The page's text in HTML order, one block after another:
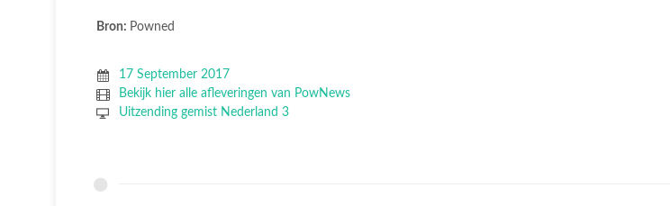
Bron: Powned
17 September 2017
Bekijk hier alle afleveringen van PowNews
Uitzending gemist Nederland 3